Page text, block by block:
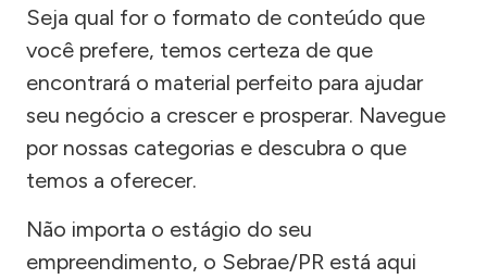
Seja qual for o formato de conteúdo que
você prefere, temos certeza de que
encontrará o material perfeito para ajudar
seu negócio a crescer e prosperar. Navegue
por nossas categorias e descubra o que
temos a oferecer.
Não importa o estágio do seu
empreendimento, o Sebrae/PR está aqui